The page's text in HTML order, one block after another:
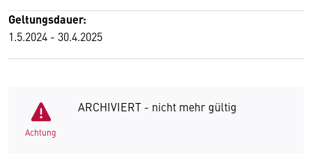
Geltungsdauer:
1.5.2024 - 30.4.2025
Achtung
ARCHIVIERT - nicht mehr gültig